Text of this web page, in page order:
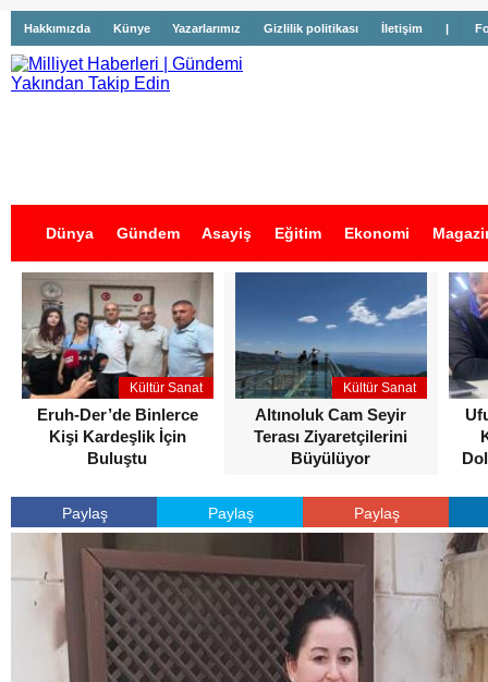
Hakkımızda Künye Yazarlarımız Gizlilik politikası İletişim |
Dünya Gündem Asayiş Eğitim Ekonomi
İş İlanları
Kültür Sanat
Eruh-Der’de Binlerce
Kişi Kardeşlik İçin
Buluştu
Kültür Sanat
Altınoluk Cam Seyir
Terası Ziyaretçilerini
Büyülüyor
Paylaş Paylaş Paylaş